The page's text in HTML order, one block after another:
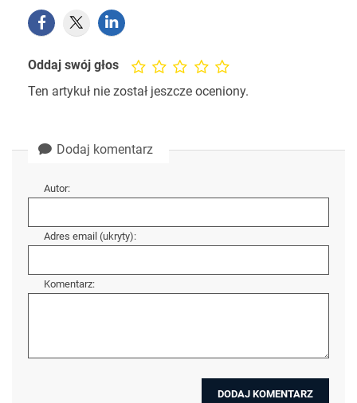
Oddaj swój głos
Ten artykuł nie został jeszcze oceniony.
Dodaj komentarz
Autor:
Adres email (ukryty):
Komentarz: